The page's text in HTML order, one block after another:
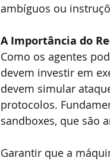
ambíguos ou
A Importância do
Como os agentes
devem investir em
devem simular
protocolos.
sandboxes, que são
Garantir que a